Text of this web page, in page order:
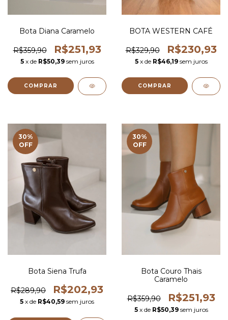
Bota Diana Caramelo
R$359,90 R$251,93
5 x de R$50,39 sem juros
COMPRAR
BOTA WESTERN CAFÉ
R$329,90 R$230,93
5 x de R$46,19 sem juros
COMPRAR
30%
OFF
Bota Siena Trufa
R$289,90 R$202,93
5 x de R$40,59 sem juros
30%
OFF
Bota Couro Thais
Caramelo
R$359,90 R$251,93
5 x de R$50,39 sem juros